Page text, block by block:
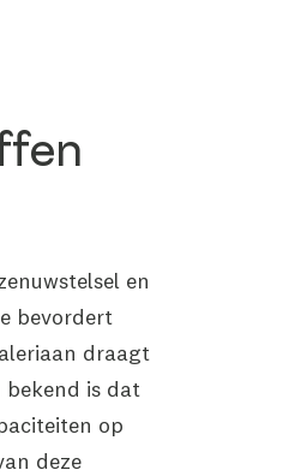
en
bevordert
draagt
bekend is dat
op
deze